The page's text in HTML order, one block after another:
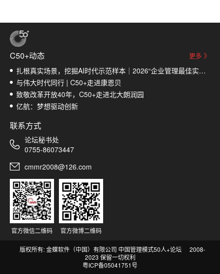
C50+动态 更多 》
​扎根真实场景，挖掘AI时代示范样本｜2026“企业管理最佳实践榜”入围名单揭晓
与伟大时代同行 | C50+走进康恩贝
致敬改革开放40年，C50+走进北大朗润园
亿航：梦想驱动创新
联系方式
论坛秘书处
0755-86073447
cmmr2008@126.com
官方微信二维码 官方微博二维码
版权所有: 金蝶软件（中国）有限公司 中国管理模式50人+论坛
2008-
2023 保留一切权利
粤ICP备05041751号